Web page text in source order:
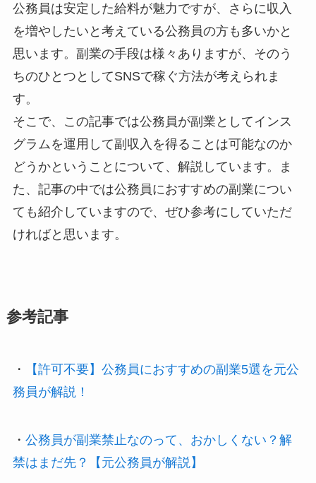
公務員は安定した給料が魅力ですが、さらに収入
を増やしたいと考えている公務員の方も多いかと
思います。副業の手段は様々ありますが、そのう
ちのひとつとしてSNSで稼ぐ方法が考えられま
す。
そこで、この記事では公務員が副業としてインス
グラムを運用して副収入を得ることは可能なのか
どうかということについて、解説しています。ま
た、記事の中では公務員におすすめの副業につい
ても紹介していますので、ぜひ参考にしていただ
ければと思います。
参考記事
・
【許可不要】公務員におすすめの副業5選を元公
務員が解説！
・ 公務員が副業禁止なのって、おかしくない？解
禁はまだ先？【元公務員が解説】